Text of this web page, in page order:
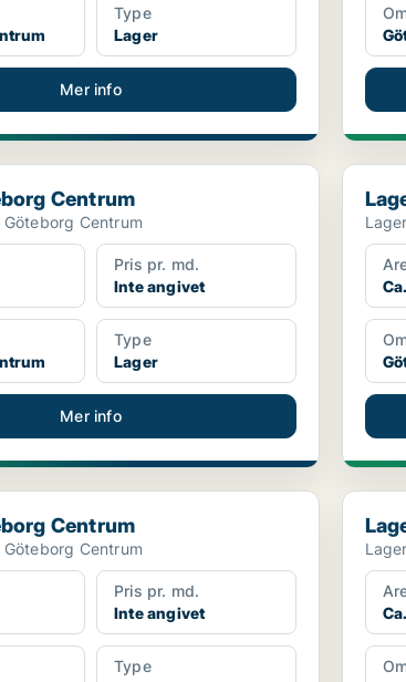
Type
Lager
Mer info
Centrum
Centrum
Centrum
Pris pr. md.
Inte angivet
Type
Lager
Mer info
Lager i
Centrum
Centrum
Centrum
Pris pr. md.
Inte angivet
Type
Lager i